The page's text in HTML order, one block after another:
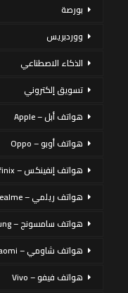
بورصة
ووردبريس
الذكاء الاصطناعي
تسويق إلكتروني
هواتف أبل – Apple
هواتف أوبو – Oppo
هواتف إنفينكس – Infinix
هواتف ريلمي – Realme
هواتف سامسونج – Samsung
هواتف شاومي – Xiaomi
هواتف فيفو – Vivo